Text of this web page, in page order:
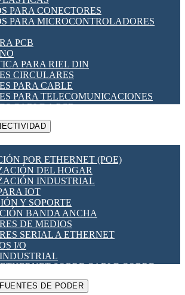
PARA PANEL
DE RELÉ
FIN DE CARRERA
DE ENERGÍA Y TC'S DE CORRIENTE
A PASO
HMI
LÓGICO PROGRAMABLES
DE HORARIO
DE FRECUENCIA [VDF]
- INTERRUPTORES
PARA CONECTORES
PARA MICROCONTROLADORES
PCB
PARA RIEL DIN
CIRCULARES
PARA CABLE
PARA TELECOMUNICACIONES
CABLE A PCB
PCB A CABLE
VARIAS
LED
REED
DE RELÉ
TÉRMICA
SÓLIDO SSR
DE POTENCIA
POR ETHERNET (POE)
DEL HOGAR
INDUSTRIAL
IOT
Y SOPORTE
BANDA ANCHA
DE MEDIOS
SERIAL A ETHERNET
I/O
SOBRE CABLE COBRE
REDES
FUENTES DE PODER